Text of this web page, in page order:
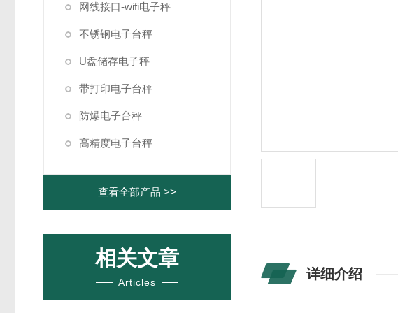
网线接口-wifi电子秤
不锈钢电子台秤
U盘储存电子秤
带打印电子台秤
防爆电子台秤
高精度电子台秤
查看全部产品 >>
相关文章
Articles
详细介绍